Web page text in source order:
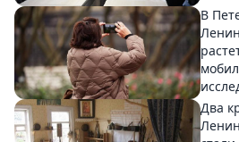
В
Два